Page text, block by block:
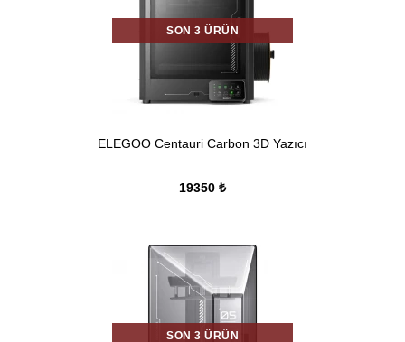
SON 3 ÜRÜN
ELEGOO Centauri Carbon 3D Yazıcı
19350 ₺
SON 3 ÜRÜN